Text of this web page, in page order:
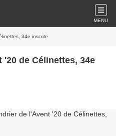
MENU
34e inscrite
'20 de Célinettes, 34e